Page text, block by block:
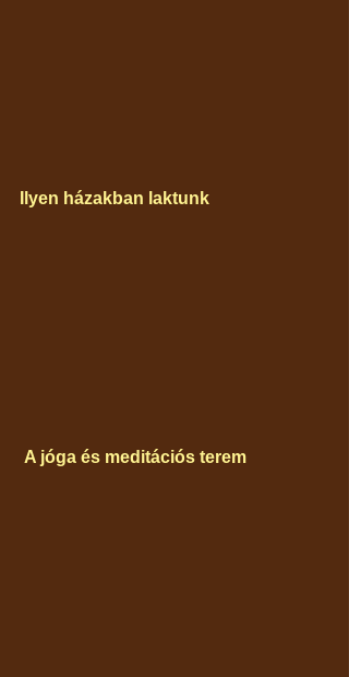
Ilyen házakban laktunk
A jóga és meditációs terem